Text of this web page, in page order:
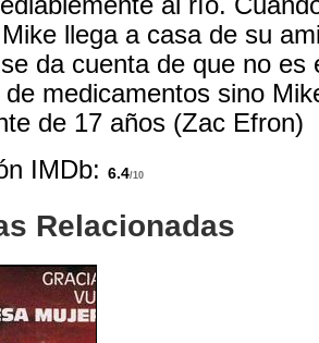
llega a casa de su
da cuenta de que no es
medicamentos sino
de 17 años (Zac Efron)
IMDb:6.4/10
Relacionadas